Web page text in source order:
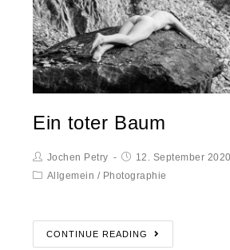
Ein toter Baum
Jochen Petry
12. September 2020
Allgemein / Photographie
CONTINUE READING